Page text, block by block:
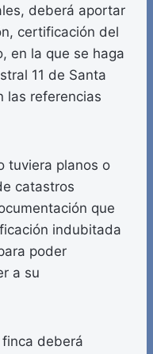
deberá aportar
certificación del
en la que se haga
11 de Santa
las referencias
tuviera planos o
catastros
que
indubitada
poder
a su
deberá